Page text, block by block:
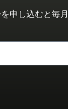
申し込むと毎